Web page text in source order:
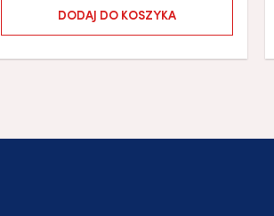
DODAJ DO KOSZYKA